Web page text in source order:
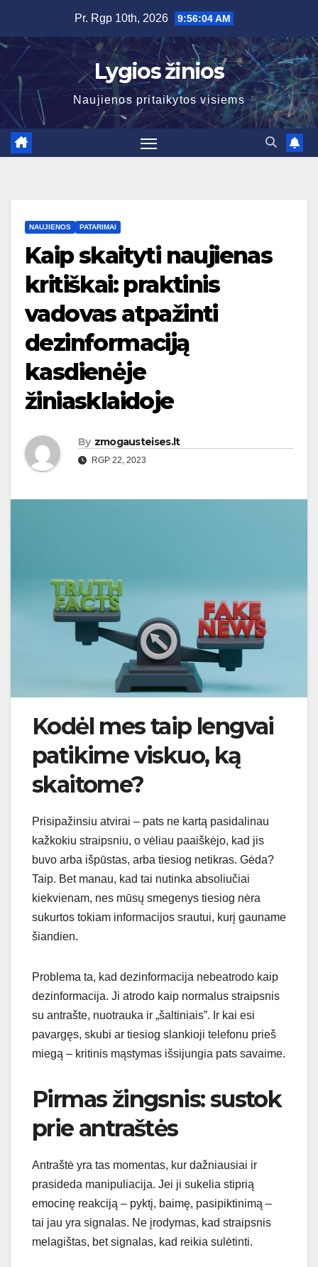
content
Pr. Rgp 10th, 2026 9:56:04 AM
Lygios žinios
Naujienos pritaikytos visiems
NAUJIENOS PATARIMAI
Kaip skaityti naujienas
kritiškai: praktinis
vadovas atpažinti
dezinformaciją
kasdienėje
žiniasklaidoje
By zmogausteises.lt
RGP 22, 2023
Kodėl mes taip lengvai
patikime viskuo, ką
skaitome?
Prisipažinsiu atvirai – pats ne kartą pasidalinau
kažkokiu straipsniu, o vėliau paaiškėjo, kad jis
buvo arba išpūstas, arba tiesiog netikras. Gėda?
Taip. Bet manau, kad tai nutinka absoliučiai
kiekvienam, nes mūsų smegenys tiesiog nėra
sukurtos tokiam informacijos srautui, kurį gauname
šiandien.
Problema ta, kad dezinformacija nebeatrodo kaip
dezinformacija. Ji atrodo kaip normalus straipsnis
su antrašte, nuotrauka ir „šaltiniais”. Ir kai esi
pavargęs, skubi ar tiesiog slankioji telefonu prieš
miegą – kritinis mąstymas išsijungia pats savaime.
Pirmas žingsnis: sustok
prie antraštės
Antraštė yra tas momentas, kur dažniausiai ir
prasideda manipuliacija. Jei ji sukelia stiprią
emocinę reakciją – pyktį, baimę, pasipiktinimą –
tai jau yra signalas. Ne įrodymas, kad straipsnis
melagištas, bet signalas, kad reikia sulėtinti.